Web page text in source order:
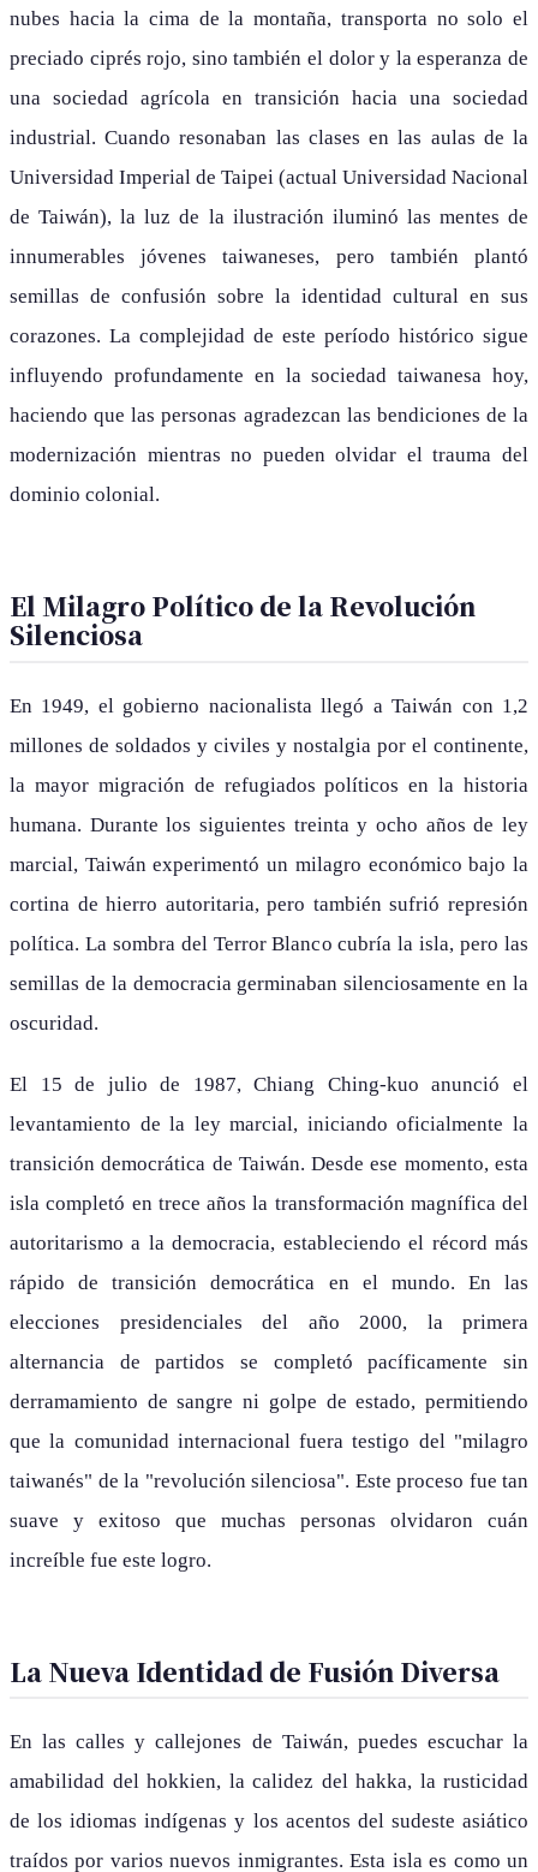
nubes hacia la cima de la montaña, transporta no solo el
preciado ciprés rojo, sino también el dolor y la esperanza de
una sociedad agrícola en transición hacia una sociedad
industrial. Cuando resonaban las clases en las aulas de la
Universidad Imperial de Taipei (actual Universidad Nacional
de Taiwán), la luz de la ilustración iluminó las mentes de
innumerables jóvenes taiwaneses, pero también plantó
semillas de confusión sobre la identidad cultural en sus
corazones. La complejidad de este período histórico sigue
influyendo profundamente en la sociedad taiwanesa hoy,
haciendo que las personas agradezcan las bendiciones de la
modernización mientras no pueden olvidar el trauma del
dominio colonial.
El Milagro Político de la Revolución
Silenciosa
En 1949, el gobierno nacionalista llegó a Taiwán con 1,2
millones de soldados y civiles y nostalgia por el continente,
la mayor migración de refugiados políticos en la historia
humana. Durante los siguientes treinta y ocho años de ley
marcial, Taiwán experimentó un milagro económico bajo la
cortina de hierro autoritaria, pero también sufrió represión
política. La sombra del Terror Blanco cubría la isla, pero las
semillas de la democracia germinaban silenciosamente en la
oscuridad.
El 15 de julio de 1987, Chiang Ching-kuo anunció el
levantamiento de la ley marcial, iniciando oficialmente la
transición democrática de Taiwán. Desde ese momento, esta
isla completó en trece años la transformación magnífica del
autoritarismo a la democracia, estableciendo el récord más
rápido de transición democrática en el mundo. En las
elecciones presidenciales del año 2000, la primera
alternancia de partidos se completó pacíficamente sin
derramamiento de sangre ni golpe de estado, permitiendo
que la comunidad internacional fuera testigo del "milagro
taiwanés" de la "revolución silenciosa". Este proceso fue tan
suave y exitoso que muchas personas olvidaron cuán
increíble fue este logro.
La Nueva Identidad de Fusión Diversa
En las calles y callejones de Taiwán, puedes escuchar la
amabilidad del hokkien, la calidez del hakka, la rusticidad
de los idiomas indígenas y los acentos del sudeste asiático
traídos por varios nuevos inmigrantes. Esta isla es como un